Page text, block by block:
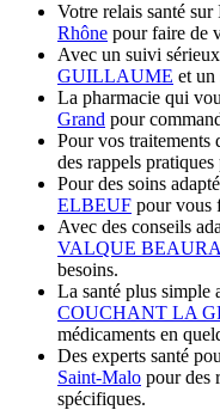
Votre relais santé sur
Rhône pour faire de
Avec un suivi
GUILLAUME et un
La pharmacie qui
Grand pour
Pour vos traitements
des rappels
Pour des soins
ELBEUF pour vous
Avec des conseils
VALQUE
besoins.
La santé plus simple
COUCHANT LA
médicaments en
Des experts santé
Saint-Malo pour des
spécifiques.